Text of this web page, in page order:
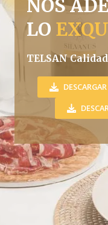
NOS
LO
TELSAN